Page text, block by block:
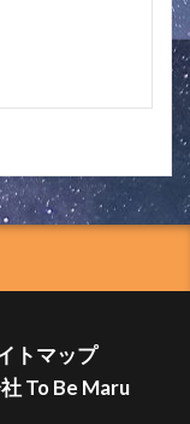
トマップ
To Be Maru